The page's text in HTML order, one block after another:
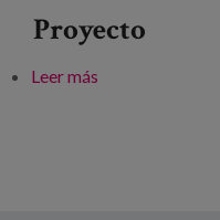
Proyecto
Leer más